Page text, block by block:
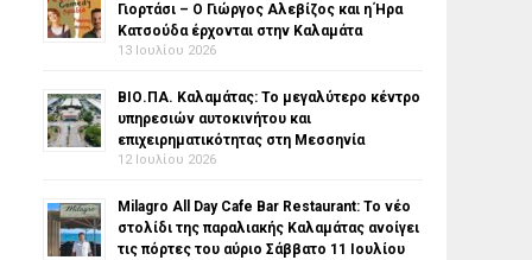
Γιορτάσι – Ο Γιώργος Αλεβίζος και η Ήρα
Κατσούδα έρχονται στην Καλαμάτα
13 Ιουλίου 2026
ΒΙΟ.ΠΑ. Καλαμάτας: Το μεγαλύτερο κέντρο
υπηρεσιών αυτοκινήτου και
επιχειρηματικότητας στη Μεσσηνία
12 Ιουλίου 2026
Milagro All Day Cafe Bar Restaurant: Το νέο
στολίδι της παραλιακής Καλαμάτας ανοίγει
τις πόρτες του αύριο Σάββατο 11 Ιουλίου